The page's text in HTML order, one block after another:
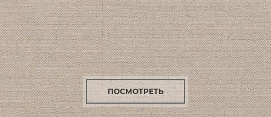
ПОСМОТРЕТЬ